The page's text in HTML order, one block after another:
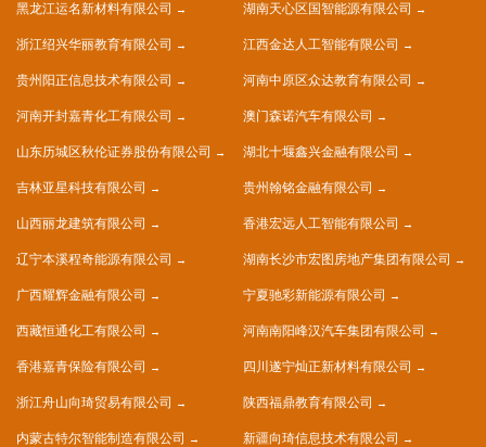
黑龙江运名新材料有限公司 湖南天心区国智能源有限公司
浙江绍兴华丽教育有限公司 江西金达人工智能有限公司
贵州阳正信息技术有限公司 河南中原区众达教育有限公司
河南开封嘉青化工有限公司 澳门森诺汽车有限公司
山东历城区秋伦证券股份有限公司 湖北十堰鑫兴金融有限公司
吉林亚星科技有限公司 贵州翰铭金融有限公司
山西丽龙建筑有限公司 香港宏远人工智能有限公司
辽宁本溪程奇能源有限公司 湖南长沙市宏图房地产集团有限公司
广西耀辉金融有限公司 宁夏驰彩新能源有限公司
西藏恒通化工有限公司 河南南阳峰汉汽车集团有限公司
香港嘉青保险有限公司 四川遂宁灿正新材料有限公司
浙江舟山向琦贸易有限公司 陕西福鼎教育有限公司
内蒙古特尔智能制造有限公司 新疆向琦信息技术有限公司